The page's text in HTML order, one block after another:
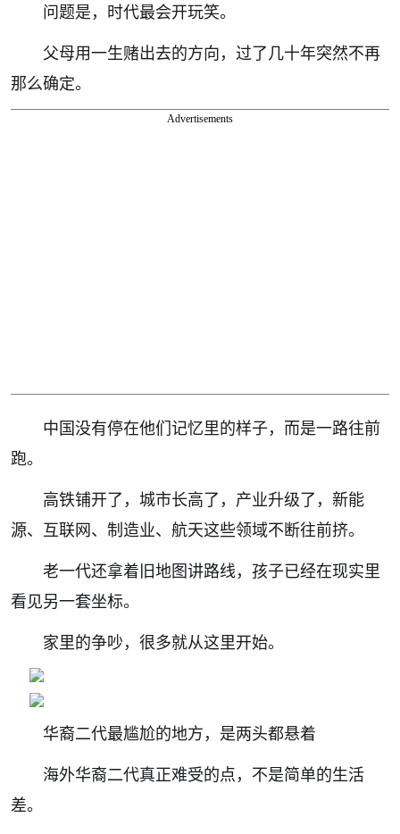
问题是，时代最会开玩笑。
父母用一生赌出去的方向，过了几十年突然不再
那么确定。
Advertisements
中国没有停在他们记忆里的样子，而是一路往前
跑。
高铁铺开了，城市长高了，产业升级了，新能
源、互联网、制造业、航天这些领域不断往前挤。
老一代还拿着旧地图讲路线，孩子已经在现实里
看见另一套坐标。
家里的争吵，很多就从这里开始。
华裔二代最尴尬的地方，是两头都悬着
海外华裔二代真正难受的点，不是简单的生活
差。